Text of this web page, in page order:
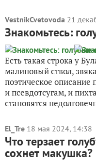
VestnikCvetovoda 21
Знакомьтесь:
Есть такая строка у
малиновый ствол,
поэтическое описание
и псевдотсугам, и
становятся
El_Tre 18 мая 2024, 14:38
Что терзает
сохнет макушка?